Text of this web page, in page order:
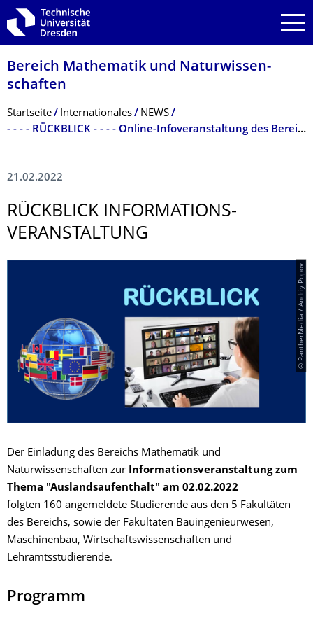
Zur Hauptnavigation springen
Zur Suche springen
Zum Inhalt springen
Bereich Mathematik und Natur­wissen­
schaften
Breadcrumb-Menü
Startseite Internationales
NEWS
- - - - RÜCKBLICK - - - - Online-Infoveranstaltung des Bereichs Mathematik und Naturwissenschaften "Auslandsaufenthalt während des Studiums" (02.02.2022)
21.02.2022
RÜCKBLICK INFORMATIONS­
VERANSTALTUNG
© PantherMedia / Andriy Popov
Der Einladung des Bereichs Mathematik und
Naturwissenschaften zur
Informationsveranstaltung zum
Thema "Auslandsaufenthalt" am 02.02.2022
folgten 160 angemeldete Studierende aus den 5 Fakultäten
des Bereichs, sowie der Fakultäten Bauingenieurwesen,
Maschinenbau, Wirtschaftswissenschaften und
Lehramtsstudierende.
Programm